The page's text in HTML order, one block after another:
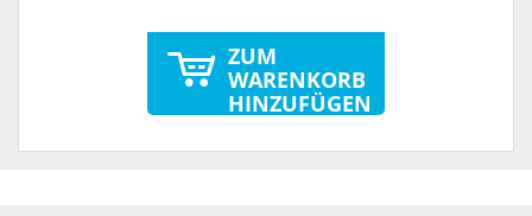
ZUM
WARENKORB
HINZUFÜGEN